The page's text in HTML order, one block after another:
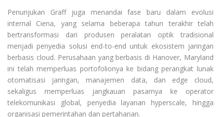
Penunjukan Graff juga menandai fase baru dalam evolusi
internal Ciena, yang selama beberapa tahun terakhir telah
bertransformasi dari produsen peralatan optik tradisional
menjadi penyedia solusi end-to-end untuk ekosistem jaringan
berbasis cloud. Perusahaan yang berbasis di Hanover, Maryland
ini telah memperluas portofolionya ke bidang perangkat lunak
otomatisasi jaringan, manajemen data, dan edge cloud,
sekaligus memperluas jangkauan pasarnya ke operator
telekomunikasi global, penyedia layanan hyperscale, hingga
organisasi pemerintahan dan pertahanan.